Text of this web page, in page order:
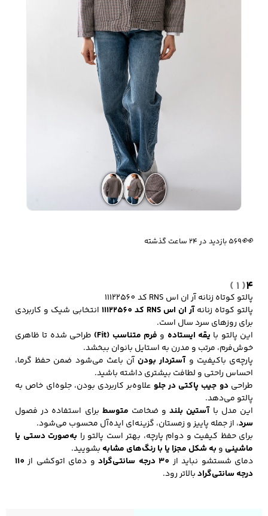
شلوارک مردانه ژاکت و پلیور مردانه
شلوار جین مردانه
شلوار پارچه ای
مردانه
سویشرت و هودی
مردانه
اکسسوری مردانه
کیف مردانه
کفش مردانه شال و کلاه مردانه چتر مردانه
لباس زیر و راحتی
مردانه
لباس زیر مردانه
4
( 1 )
پالتو کوتاه زنانه آر ان اس RNS کد 11122560
پالتو کوتاه زنانهآر ان اس RNS کد 11122560
انتخابی شیک و کاربردی
برای روزهای سرد سال است.
این پالتو با یقه ایستاده و فرم متناسب (Fit)
طراحی شده تا ظاهری
خوش‌فرم، مرتب و مدرن به استایل بانوان ببخشد.
پارچه‌ی باکیفیت وآستر‌دار بودن آن باعث می‌شود ضمن حفظ گرما،
احساس راحتی و لطافت بیشتری داشته باشید.
طراحی دو جیب پاکتی در جلو علاوه‌بر کاربردی بودن، جلوه‌ای خاص به
پالتو می‌دهد.
این مدل باآستین بلندو ضخامت متوسط برای استفاده در فصول
سرد، از جمله پاییز و زمستان، گزینه‌ای ایده‌آل محسوب می‌شود.
برای حفظ کیفیت و دوام پارچه، بهتر است پالتو را به‌صورت دستی یا
ماشینی و به شکل مجزا یا با رنگ‌های مشابه بشویید.
دمای شستشو نباید از 30 درجه سانتی‌گراد و دمای اتوکشی از 110
درجه سانتی‌گرادبالاتر رود.